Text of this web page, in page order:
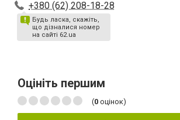
+380 (62) 208-18-28
Будь ласка, скажіть,
що дізналися номер
на сайті 62.ua
Оцініть першим
(0 оцінок)